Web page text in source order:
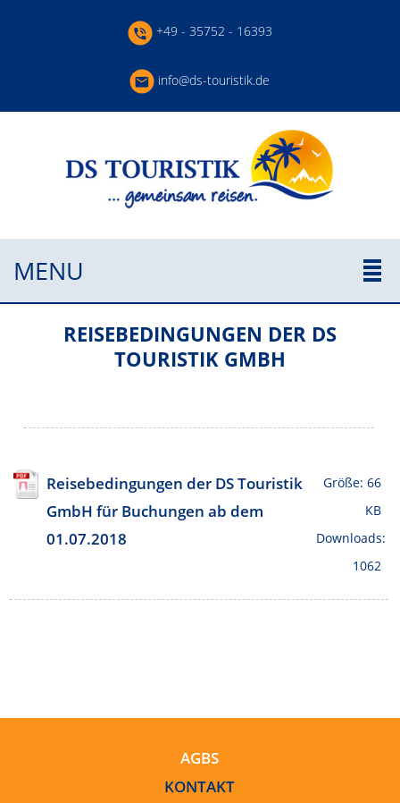
+49 - 35752 - 16393
info@ds-touristik.de
MENU
REISEBEDINGUNGEN DER DS
TOURISTIK GMBH
Reisebedingungen der DS Touristik
GmbH für Buchungen ab dem
01.07.2018
Größe: 66
KB
Downloads:
1062
AGBS
KONTAKT